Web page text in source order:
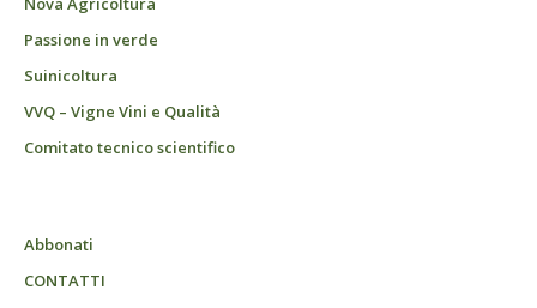
Passione in verde
Suinicoltura
VVQ – Vigne Vini e Qualità
Comitato tecnico scientifico
Abbonati
CONTATTI